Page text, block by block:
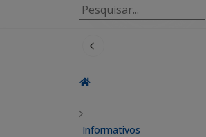
Pesquisar
por:
Informativos